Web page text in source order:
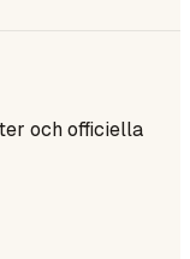
och officiella